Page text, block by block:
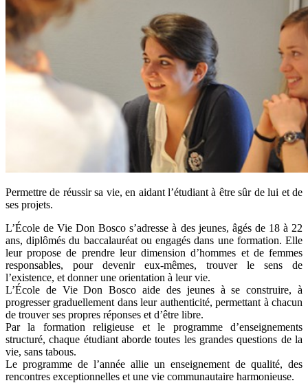
Permettre de réussir sa vie, en aidant l’étudiant à être sûr de lui et de
ses projets.
L’École de Vie Don Bosco s’adresse à des jeunes, âgés de 18 à 22
ans, diplômés du baccalauréat ou engagés dans une formation. Elle
leur propose de prendre leur dimension d’hommes et de femmes
responsables, pour devenir eux-mêmes, trouver le sens de
l’existence, et donner une orientation à leur vie.
L’École de Vie Don Bosco aide des jeunes à se construire, à
progresser graduellement dans leur authenticité, permettant à chacun
de trouver ses propres réponses et d’être libre.
Par la formation religieuse et le programme d’enseignements
structuré, chaque étudiant aborde toutes les grandes questions de la
vie, sans tabous.
Le programme de l’année allie un enseignement de qualité, des
rencontres exceptionnelles et une vie communautaire harmonieuse.